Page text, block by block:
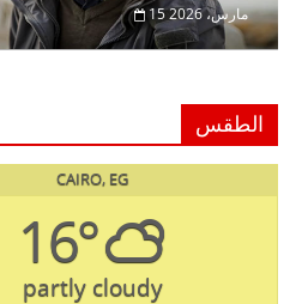
15 مارس، 2026
الطقس
CAIRO, EG
16°
partly cloudy